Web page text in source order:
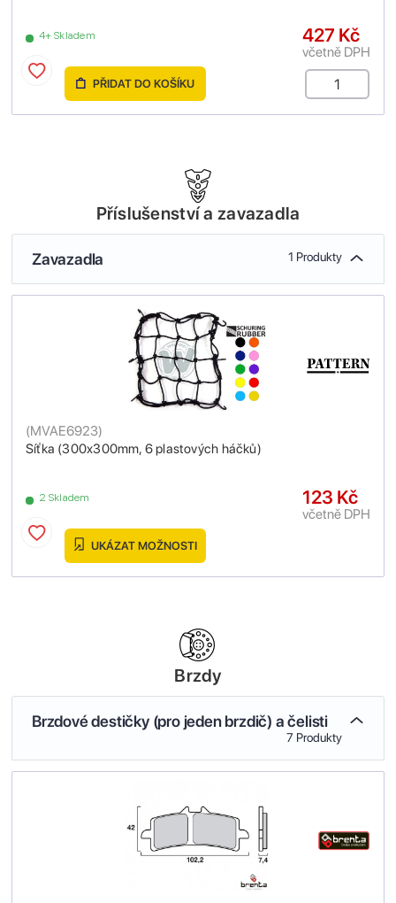
4+ Skladem 427 Kč
včetně DPH
PŘIDAT DO KOŠÍKU
Příslušenství a zavazadla
Zavazadla 1 Produkty
Síťka (300x300mm, 6 plastových háčků)
(MVAE6923)
2 Skladem 123 Kč
včetně DPH
UKÁZAT MOŽNOSTI
Brzdy
Brzdové destičky (pro jeden brzdič) a čelisti
7 Produkty